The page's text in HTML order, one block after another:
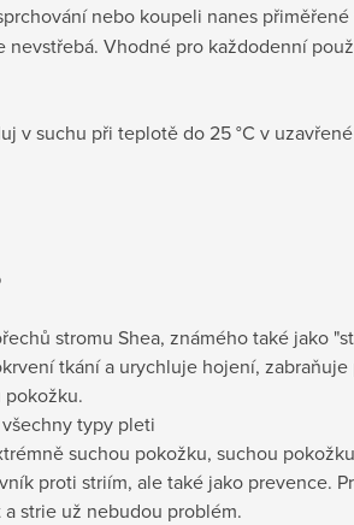
nebo koupeli nanes
nevstřebá. Vhodné pro každodenní
v suchu při teplotě do 25 °C v
stromu Shea, známého také jako
tkání a urychluje hojení,
pokožku.
typy pleti
suchou pokožku, suchou
proti striím, ale také jako prevence.
strie už nebudou problém.